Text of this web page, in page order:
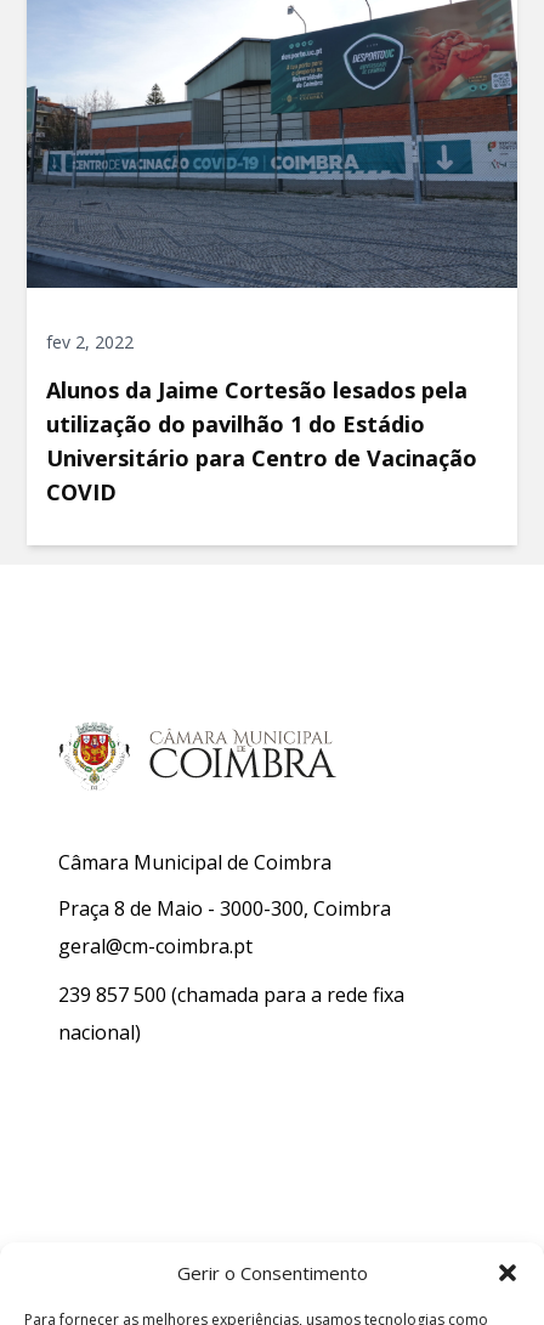
Gerir o Consentimento
Para fornecer as melhores experiências, usamos tecnologias como
fev 2, 2022
Alunos da Jaime Cortesão lesados pela
utilização do pavilhão 1 do Estádio
Universitário para Centro de Vacinação
COVID
Câmara Municipal de Coimbra
Praça 8 de Maio - 3000-300, Coimbra
geral@cm-coimbra.pt
239 857 500 (chamada para a rede fixa
nacional)